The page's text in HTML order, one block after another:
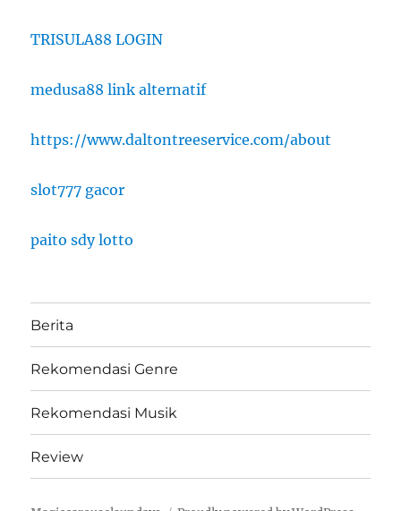
TRISULA88 LOGIN
medusa88 link alternatif
https://www.daltontreeservice.com/about
slot777 gacor
paito sdy lotto
Berita
Rekomendasi Genre
Rekomendasi Musik
Review